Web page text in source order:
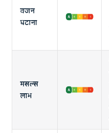
वजन
घटाना
मसल्स
लाभ